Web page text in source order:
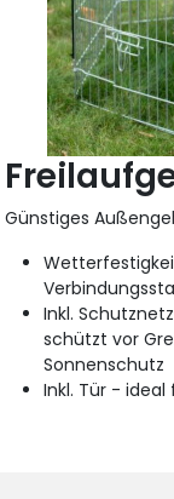
Günstiges
Inkl.
schützt vor
Sonnenschutz
Inkl. Tür -